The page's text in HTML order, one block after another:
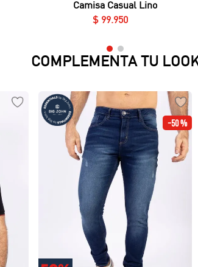
Camisa Casual Lino
$ 99.950
COMPLEMENTA TU
-50 %